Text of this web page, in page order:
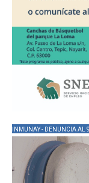
INMUNAY - DENUNCIA AL